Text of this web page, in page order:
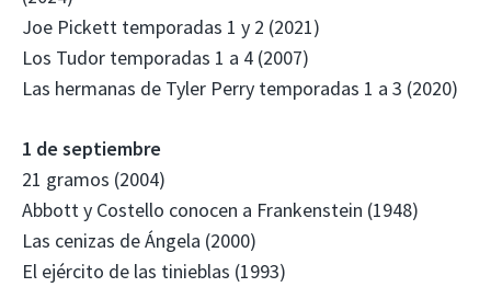
Joe Pickett temporadas 1 y 2 (2021)
Los Tudor temporadas 1 a 4 (2007)
Las hermanas de Tyler Perry temporadas 1 a 3 (2020)
1 de septiembre
21 gramos (2004)
Abbott y Costello conocen a Frankenstein (1948)
Las cenizas de Ángela (2000)
El ejército de las tinieblas (1993)